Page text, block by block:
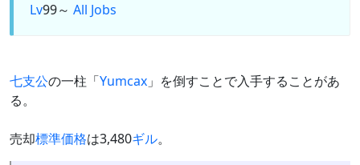
Lv99～ All Jobs
七支公の一柱「Yumcax 」を倒すことで入手することがあ
る。
売却標準価格は3,480ギル。